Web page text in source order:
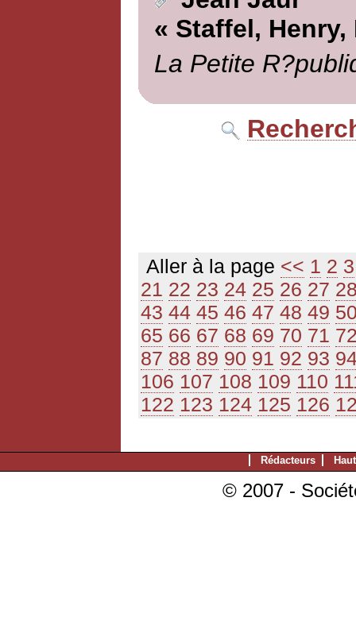
« Staffel, Henry,
La Petite
Aller à la page << 1 2 3
21 22 23 24 25 26 27
43 44 45 46 47 48 49
65 66 67 68 69 70 71
87 88 89 90 91 92 93
106 107 108 109 110
122 123 124 125 126
Rédacteurs
© 2007 -